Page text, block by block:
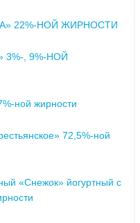
22%-НОЙ ЖИРНОСТИ
, 9%-НОЙ
ной жирности
72,5%-ной
«Снежок» йогуртный с